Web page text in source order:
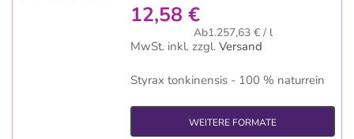
12,58 €
Ab1.257,63 € / l
MwSt. inkl. zzgl. Versand
Styrax tonkinensis - 100 % naturrein
WEITERE FORMATE